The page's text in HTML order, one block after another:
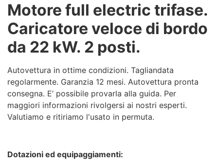
Motore full electric trifase.
Caricatore veloce di bordo
da 22 kW. 2 posti.
Autovettura in ottime condizioni. Tagliandata
regolarmente. Garanzia 12 mesi. Autovettura pronta
consegna. E’ possibile provarla alla guida. Per
maggiori informazioni rivolgersi ai nostri esperti.
Valutiamo e ritiriamo l'usato in permuta.
Dotazioni ed equipaggiamenti: